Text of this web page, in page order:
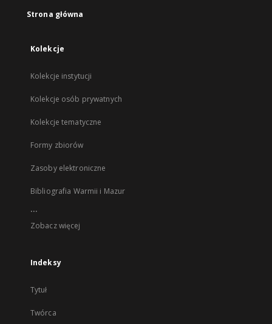
Strona główna
Kolekcje
Kolekcje instytucji
Kolekcje osób prywatnych
Kolekcje tematyczne
Formy zbiorów
Zasoby elektroniczne
Bibliografia Warmii i Mazur
...
Zobacz więcej
Indeksy
Tytuł
Twórca